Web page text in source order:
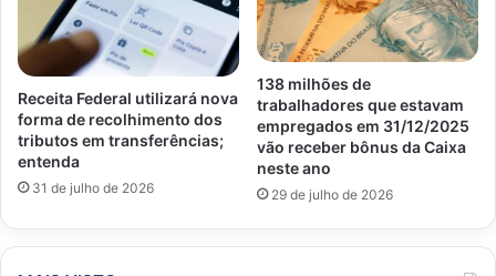
Receita Federal utilizará nova
forma de recolhimento dos
tributos em transferências;
entenda
31 de julho de 2026
138 milhões de
trabalhadores que estavam
empregados em 31/12/2025
vão receber bônus da Caixa
neste ano
29 de julho de 2026